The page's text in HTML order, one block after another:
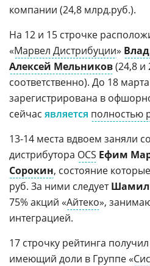
компании (24,8 млрд.руб.).
На 12 и 15 строчке
«Марвел Дистрибуции»
Алексей Мельников(24,8 и
соответственно). До 18
зарегистрирована в
сейчас является полностью
13-14 места вдвоем заняли
дистрибутора OCS Ефим
Сорокин, состояние
руб. За ними следует
75% акций «Айтеко»,
интеграцией.
17 строчку рейтинга получил
имеющий доли в Группе «